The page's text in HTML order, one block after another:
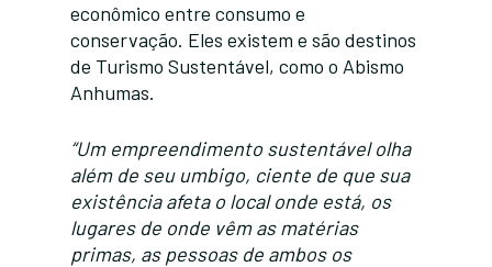
econômico entre consumo e
conservação. Eles existem e são destinos
de Turismo Sustentável, como o Abismo
Anhumas.
“Um empreendimento sustentável olha
além de seu umbigo, ciente de que sua
existência afeta o local onde está, os
lugares de onde vêm as matérias
primas, as pessoas de ambos os